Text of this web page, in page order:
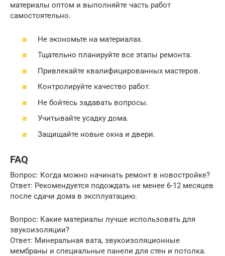
материалы оптом и выполняйте часть работ
самостоятельно.
Не экономьте на материалах.
Тщательно планируйте все этапы ремонта.
Привлекайте квалифицированных мастеров.
Контролируйте качество работ.
Не бойтесь задавать вопросы.
Учитывайте усадку дома.
Защищайте новые окна и двери.
FAQ
Вопрос: Когда можно начинать ремонт в новостройке?
Ответ: Рекомендуется подождать не менее 6-12 месяцев
после сдачи дома в эксплуатацию.
Вопрос: Какие материалы лучше использовать для
звукоизоляции?
Ответ: Минеральная вата, звукоизоляционные
мембраны и специальные панели для стен и потолка.